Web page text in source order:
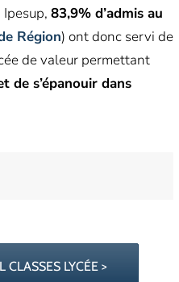
83,9% d’admis au
Région) ont donc servi de
de valeur permettant
de s’épanouir dans
LYCÉE >